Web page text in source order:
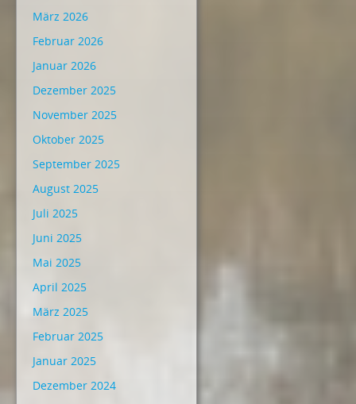
März 2026
Februar 2026
Januar 2026
Dezember 2025
November 2025
Oktober 2025
September 2025
August 2025
Juli 2025
Juni 2025
Mai 2025
April 2025
März 2025
Februar 2025
Januar 2025
Dezember 2024